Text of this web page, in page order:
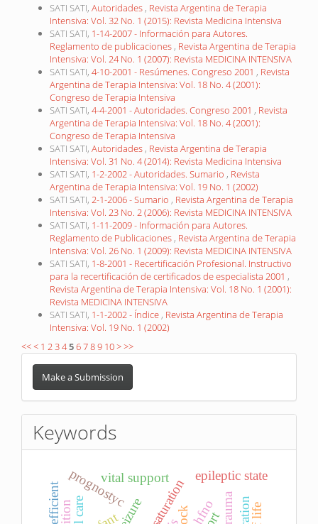
SATI SATI, Autoridades , Revista Argentina de Terapia
Intensiva: Vol. 32 No. 1 (2015): Revista Medicina Intensiva
SATI SATI, 1-14-2007 - Información para Autores.
Reglamento de publicaciones , Revista Argentina de Terapia
Intensiva: Vol. 24 No. 1 (2007): Revista MEDICINA INTENSIVA
SATI SATI, 4-10-2001 - Resúmenes. Congreso 2001 , Revista
Argentina de Terapia Intensiva: Vol. 18 No. 4 (2001):
Congreso de Terapia Intensiva
SATI SATI, 4-4-2001 - Autoridades. Congreso 2001 , Revista
Argentina de Terapia Intensiva: Vol. 18 No. 4 (2001):
Congreso de Terapia Intensiva
SATI SATI, Autoridades , Revista Argentina de Terapia
Intensiva: Vol. 31 No. 4 (2014): Revista Medicina Intensiva
SATI SATI, 1-2-2002 - Autoridades. Sumario , Revista
Argentina de Terapia Intensiva: Vol. 19 No. 1 (2002)
SATI SATI, 2-1-2006 - Sumario , Revista Argentina de Terapia
Intensiva: Vol. 23 No. 2 (2006): Revista MEDICINA INTENSIVA
SATI SATI, 1-11-2009 - Información para Autores.
Reglamento de Publicaciones , Revista Argentina de Terapia
Intensiva: Vol. 26 No. 1 (2009): Revista MEDICINA INTENSIVA
SATI SATI, 1-8-2001 - Recertificación Profesional. Instructivo
para la recertificación de certificados de especialista 2001 ,
Revista Argentina de Terapia Intensiva: Vol. 18 No. 1 (2001):
Revista MEDICINA INTENSIVA
SATI SATI, 1-1-2002 - Índice , Revista Argentina de Terapia
Intensiva: Vol. 19 No. 1 (2002)
<<< 1 2 3456789 10>>>
Make
Submission
Make a Submission
Keywords
epileptic state
prognostyc
hfno
vital support